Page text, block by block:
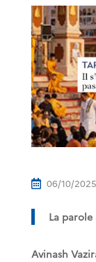
 06/10/2025
La parole
Avinash